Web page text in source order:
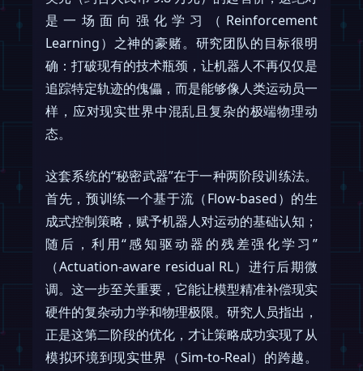
是一场面向强化学习（Reinforcement
Learning）之神的豪赌。研究团队的目标很明
确：打破现有的技术瓶颈，让机器人不再仅仅是
追踪特定轨迹的傀儡，而是能够像人类运动员一
样，应对现实世界中混乱且复杂的极端物理动
态。
这套系统的“秘密武器”在于一种两阶段训练法。
首先，预训练一个基于流（Flow-based）的生
成式控制策略，赋予机器人对运动的基础认知；
随后，利用“感知驱动器的残差强化学习”
（Actuation-aware residual RL）进行后期微
调。这一步至关重要，它能让模型精准补偿现实
硬件的复杂动力学和物理极限。研究人员指出，
正是这第二阶段的优化，才让策略成功实现了从
模拟环境到现实世界（Sim-to-Real）的跨越。